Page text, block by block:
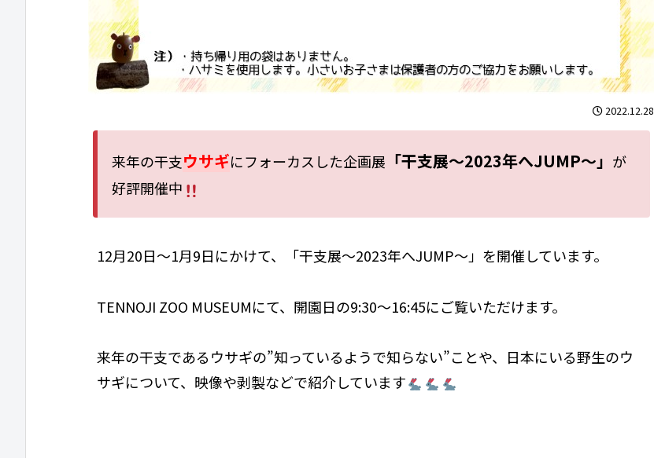
2022.12.28
来年の干支ウサギにフォーカスした企画展 「干支展～2023年へJUMP～」 が
好評開催中
12月20日～1月9日にかけて、「干支展～2023年へJUMP～」を開催しています。
TENNOJI ZOO MUSEUMにて、開園日の9:30～16:45にご覧いただけます。
来年の干支であるウサギの”知っているようで知らない”ことや、日本にいる野生のウ
サギについて、映像や剥製などで紹介しています